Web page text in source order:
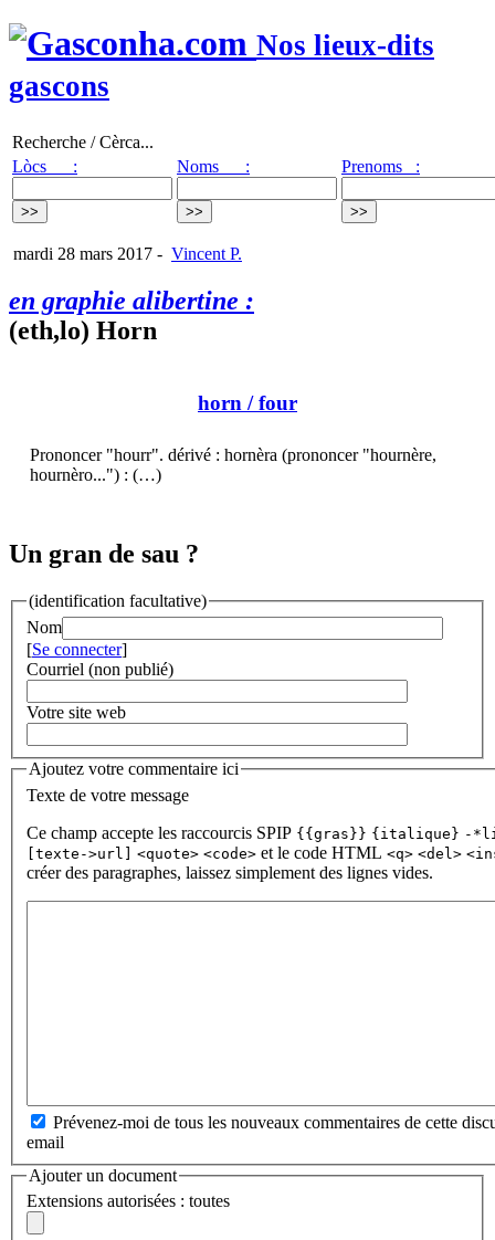
Nos lieux-dits
gascons
Recherche / Cèrca...
Lòcs :
Noms : Prenoms :
mardi 28 mars 2017 - Vincent P.
en graphie alibertine :
(eth,lo) Horn
horn / four
Prononcer "hourr". dérivé : hornèra (prononcer "hournère,
hournèro...") : (…)
Un gran de sau ?
(identification facultative)
Nom
[Se connecter]
Courriel (non publié)
Votre site web
Ajoutez votre commentaire ici
Texte de votre message
Ce champ accepte les raccourcis SPIP {{gras}} {italique} -
[texte->url] <quote> <code> et le code HTML <q> <del>
créer des paragraphes, laissez simplement des lignes vides.
Prévenez-moi de tous les nouveaux commentaires de cette
email
Ajouter un document
Extensions autorisées : toutes